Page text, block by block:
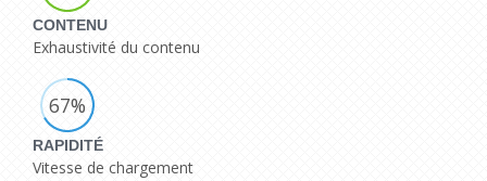
CONTENU
Exhaustivité du contenu
67%
RAPIDITÉ
Vitesse de chargement